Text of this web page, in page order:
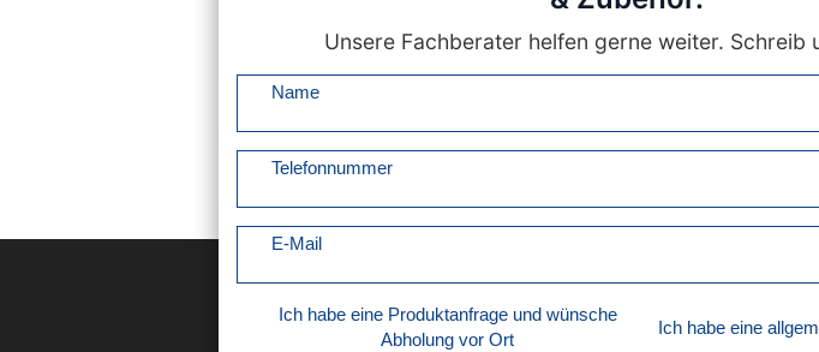
Unsere Fachberater helfen gerne weiter. Schreib
Name
Telefonnummer
E-Mail
Ich habe eine Produktanfrage und wünsche
Abholung vor Ort
Ich habe eine